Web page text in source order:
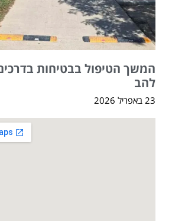
המשך הטיפול בבטיחות
להב
23 באפריל 2026